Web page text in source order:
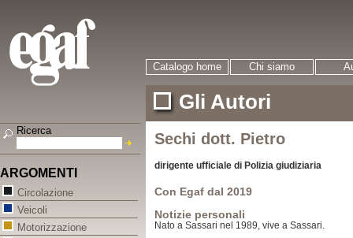
Catalogo home Chi siamo
Gli Autori
Sechi dott. Pietro
dirigente ufficiale di Polizia giudiziaria
Con Egaf dal 2019
Notizie personali
Nato a Sassari nel 1989, vive a Sassari.
Ricerca
ARGOMENTI
Circolazione
Veicoli
Motorizzazione